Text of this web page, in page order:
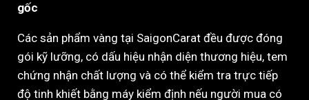
gốc
Các sản phẩm vàng tại SaigonCarat đều được đóng
gói kỹ lưỡng, có dấu hiệu nhận diện thương hiệu, tem
chứng nhận chất lượng và có thể kiểm tra trực tiếp
độ tinh khiết bằng máy kiểm định nếu người mua có